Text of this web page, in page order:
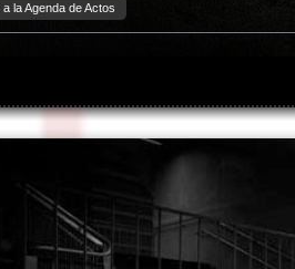
a la Agenda de Actos